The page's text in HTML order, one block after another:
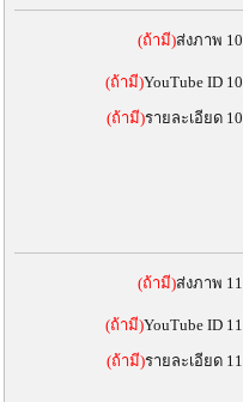
(ถ้ามี)ส่งภาพ
(ถ้ามี)YouTube ID
(ถ้ามี)รายละเอียด
(ถ้ามี)ส่งภาพ
(ถ้ามี)YouTube ID
(ถ้ามี)รายละเอียด